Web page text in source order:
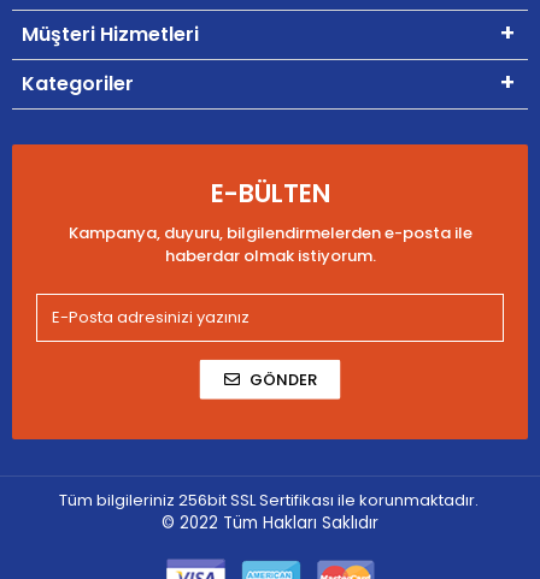
Müşteri Hizmetleri
Kategoriler
E-BÜLTEN
Kampanya, duyuru, bilgilendirmelerden e-posta ile
haberdar olmak istiyorum.
GÖNDER
Tüm bilgileriniz 256bit SSL Sertifikası ile korunmaktadır.
© 2022 Tüm Hakları Saklıdır